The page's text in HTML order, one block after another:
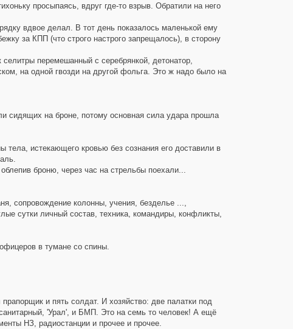
просыпаясь, вдруг где-то взрыв. Обратили на него
вдвое делал. В тот день показалось маленькой ему
за КПП (что строго настрого запрещалось), в сторону
перемешанный с серебрянкой, детонатор,
на одной гвозди на другой фольга. Это ж надо было на
сидящих на броне, потому основная сила удара прошла
истекающего кровью без сознания его доставили в
броню, через час на стрельбы поехали...
сопровождение колонны, учения, безделье ...,
сутки личный состав, техника, командиры, конфликты,
в тумане со спины.
и пять солдат. И хозяйство: две палатки под
'Урал', и БМП. Это на семь то человек! А ещё
НЗ, радиостанции и прочее и прочее.